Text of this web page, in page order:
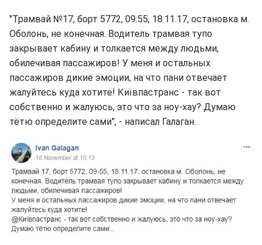
"Трамвай №17, борт 5772, 09:55, 18.11.17, остановка м.
Оболонь, не конечная. Водитель трамвая тупо
закрывает кабину и толкается между людьми,
обилечивая пассажиров! У меня и остальных
пассажиров дикие эмоции, на что пани отвечает
жалуйтесь куда хотите! Київпастранс - так вот
собственно и жалуюсь, это что за ноу-хау? Думаю
тётю определите сами", - написал Галаган.